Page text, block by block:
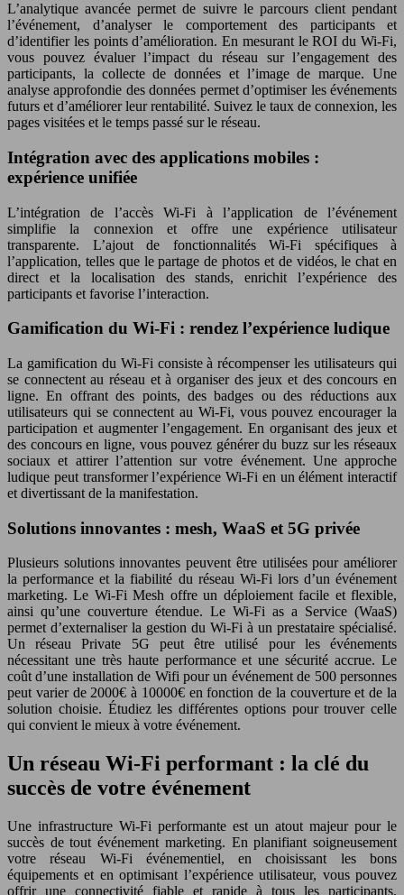
L’analytique avancée permet de suivre le parcours client pendant
l’événement, d’analyser le comportement des participants et
d’identifier les points d’amélioration. En mesurant le ROI du Wi-Fi,
vous pouvez évaluer l’impact du réseau sur l’engagement des
participants, la collecte de données et l’image de marque. Une
analyse approfondie des données permet d’optimiser les événements
futurs et d’améliorer leur rentabilité. Suivez le taux de connexion, les
pages visitées et le temps passé sur le réseau.
Intégration avec des applications mobiles :
expérience unifiée
L’intégration de l’accès Wi-Fi à l’application de l’événement
simplifie la connexion et offre une expérience utilisateur
transparente. L’ajout de fonctionnalités Wi-Fi spécifiques à
l’application, telles que le partage de photos et de vidéos, le chat en
direct et la localisation des stands, enrichit l’expérience des
participants et favorise l’interaction.
Gamification du Wi-Fi : rendez l’expérience ludique
La gamification du Wi-Fi consiste à récompenser les utilisateurs qui
se connectent au réseau et à organiser des jeux et des concours en
ligne. En offrant des points, des badges ou des réductions aux
utilisateurs qui se connectent au Wi-Fi, vous pouvez encourager la
participation et augmenter l’engagement. En organisant des jeux et
des concours en ligne, vous pouvez générer du buzz sur les réseaux
sociaux et attirer l’attention sur votre événement. Une approche
ludique peut transformer l’expérience Wi-Fi en un élément interactif
et divertissant de la manifestation.
Solutions innovantes : mesh, WaaS et 5G privée
Plusieurs solutions innovantes peuvent être utilisées pour améliorer
la performance et la fiabilité du réseau Wi-Fi lors d’un événement
marketing. Le Wi-Fi Mesh offre un déploiement facile et flexible,
ainsi qu’une couverture étendue. Le Wi-Fi as a Service (WaaS)
permet d’externaliser la gestion du Wi-Fi à un prestataire spécialisé.
Un réseau Private 5G peut être utilisé pour les événements
nécessitant une très haute performance et une sécurité accrue. Le
coût d’une installation de Wifi pour un événement de 500 personnes
peut varier de 2000€ à 10000€ en fonction de la couverture et de la
solution choisie. Étudiez les différentes options pour trouver celle
qui convient le mieux à votre événement.
Un réseau Wi-Fi performant : la clé du
succès de votre événement
Une infrastructure Wi-Fi performante est un atout majeur pour le
succès de tout événement marketing. En planifiant soigneusement
votre réseau Wi-Fi événementiel, en choisissant les bons
équipements et en optimisant l’expérience utilisateur, vous pouvez
offrir une connectivité fiable et rapide à tous les participants.